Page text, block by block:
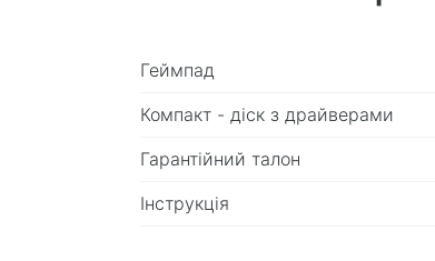
Геймпад
Компакт - діск з драйверами
Гарантійний талон
Інструкція